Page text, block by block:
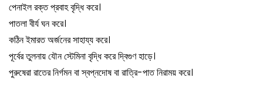
পেনাইল রক্ত প্রবাহ বৃদ্ধি করে।
পাতলা বীর্য ঘন করে।
কঠিন ইমারত অর্জনের সাহায্য করে।
পূর্বের তুলনায় যৌন স্টেমিনা বৃদ্ধি করে দ্বিগুণ হাড়ে।
পুরুষেরা রাতের নির্গমন বা স্বপ্নদোষ বা রাত্রি-পাত নিরাময় করে।